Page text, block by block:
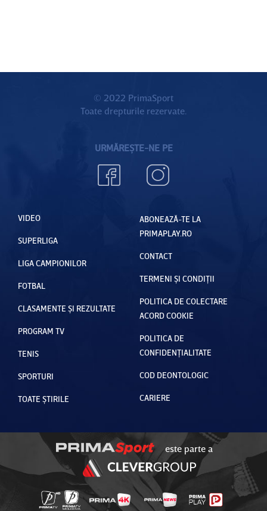
© 2022 PrimaSport
Toate drepturile rezervate.
URMĂREȘTE-NE PE
VIDEO
SUPERLIGA
LIGA CAMPIONILOR
FOTBAL
CLASAMENTE ȘI REZULTATE
PROGRAM TV
TENIS
SPORTURI
TOATE ȘTIRILE
ABONEAZĂ-TE LA
PRIMAPLAY.RO
CONTACT
TERMENI ȘI CONDIȚII
POLITICA DE COLECTARE
ACORD COOKIE
POLITICA DE
CONFIDENȚIALITATE
COD DEONTOLOGIC
CARIERE
este parte a